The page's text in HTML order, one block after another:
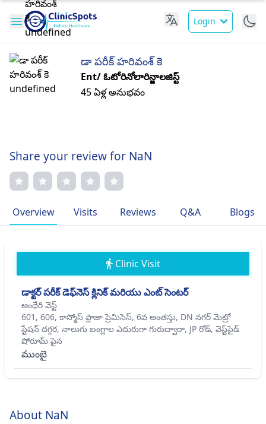
Login
డా పరీక్ హరివంశ్ కె
Ent/ ఓటోరినోలారిన్జాలజిస్ట్
45 ఏళ్ల అనుభవం
Share your review for NaN
Overview Visits Reviews Q&A Blogs
Clinic Visit
డాక్టర్ పరీక్ డెఫ్‌నెస్ క్లినిక్ మరియు ఎంట్ సెంటర్
అంధేరి వెస్ట్
601, 606, కాస్మోస్ ప్లాజా ప్రెమిసెస్, 6వ అంతస్తు, DN నగర్ మెట్రో
స్టేషన్ దగ్గర, నాలుగు బంగ్లాల ఎదురుగా గురుద్వారా, JP రోడ్, వెస్ట్‌సైడ్
షోరూమ్ పైన
ముంబై
About NaN